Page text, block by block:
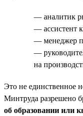
— аналитик
— ассистент
— менеджер
—
на
Это не единственное
Минтруда разрешено
об образовании или